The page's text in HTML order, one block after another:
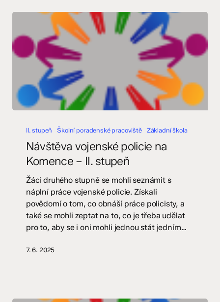
vojenské
Komence
stupeň
II. stupeň Školní poradenské pracoviště Základní škola
Návštěva vojenské policie na
Komence – II. stupeň
Žáci druhého stupně se mohli seznámit s
náplní práce vojenské policie. Získali
povědomí o tom, co obnáší práce policisty, a
také se mohli zeptat na to, co je třeba udělat
pro to, aby se i oni mohli jednou stát jedním…
7. 6. 2025